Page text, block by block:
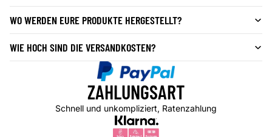
WO WERDEN EURE PRODUKTE HERGESTELLT?
WIE HOCH SIND DIE VERSANDKOSTEN?
ZAHLUNGSART
Schnell und unkompliziert, Ratenzahlung